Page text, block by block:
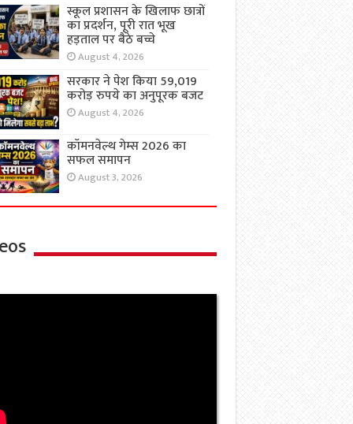
स्कूल प्रशासन के खिलाफ छात्रों
का प्रदर्शन, पूरी रात भूख
हड़ताल पर बैठे बच्चे
August 4, 2026
सरकार ने पेश किया 59,019
करोड़ रुपये का अनुपूरक बजट
August 4, 2026
कॉमनवेल्थ गेम्स 2026 का
सफल समापन
August 3, 2026